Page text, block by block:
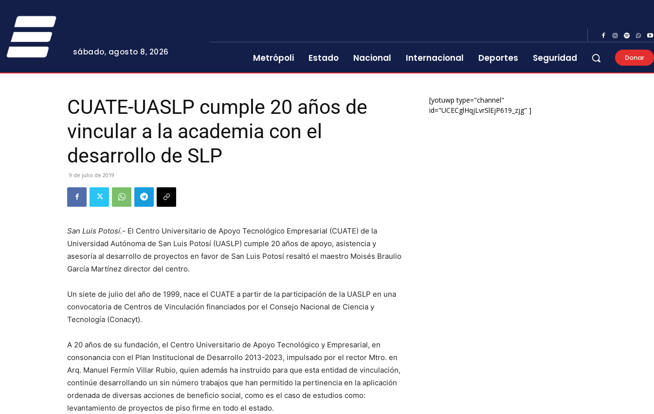
sábado, agosto 8, 2026
Metrópoli Estado Nacional Internacional Deportes Seguridad Donar
CUATE-UASLP cumple 20 años de
vincular a la academia con el
desarrollo de SLP
9 de julio de 2019
San Luis Potosí.- El Centro Universitario de Apoyo Tecnológico Empresarial (CUATE) de la
Universidad Autónoma de San Luis Potosí (UASLP) cumple 20 años de apoyo, asistencia y
asesoría al desarrollo de proyectos en favor de San Luis Potosí resaltó el maestro Moisés Braulio
García Martínez director del centro.
Un siete de julio del año de 1999, nace el CUATE a partir de la participación de la UASLP en una
convocatoria de Centros de Vinculación financiados por el Consejo Nacional de Ciencia y
Tecnología (Conacyt).
A 20 años de su fundación, el Centro Universitario de Apoyo Tecnológico y Empresarial, en
consonancia con el Plan Institucional de Desarrollo 2013-2023, impulsado por el rector Mtro. en
Arq. Manuel Fermín Villar Rubio, quien además ha instruido para que esta entidad de vinculación,
continúe desarrollando un sin número trabajos que han permitido la pertinencia en la aplicación
ordenada de diversas acciones de beneficio social, como es el caso de estudios como:
levantamiento de proyectos de piso firme en todo el estado.
[yotuwp type="channel"
id="UCECglHqjLvrSlEjP619_zjg" ]